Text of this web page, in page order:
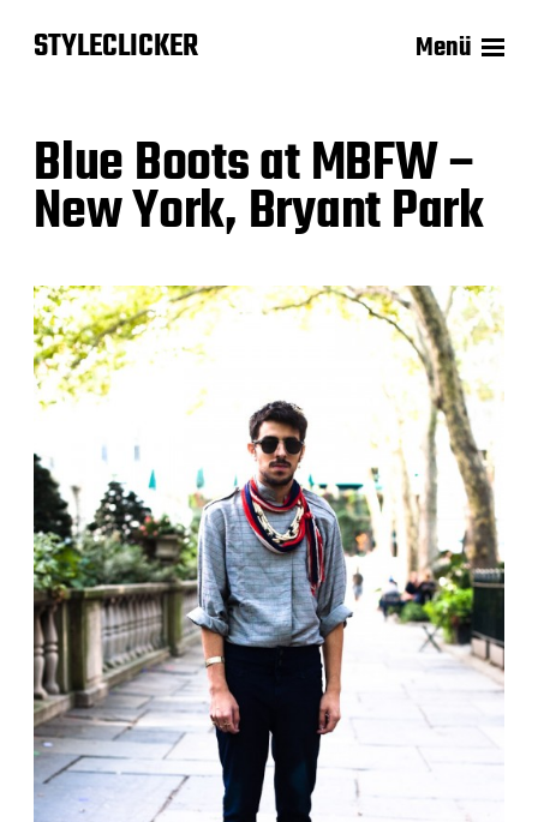
STYLECLICKER Menü
Blue Boots at MBFW –
New York, Bryant Park